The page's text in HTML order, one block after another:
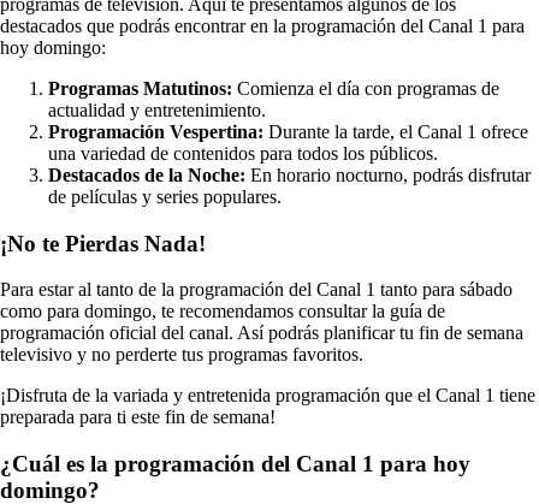
destacados que podrás encontrar en la programación del Canal 1 para
hoy domingo:
Programas Matutinos: Comienza el día con programas de
actualidad y entretenimiento.
Programación Vespertina: Durante la tarde, el Canal 1 ofrece
una variedad de contenidos para todos los públicos.
Destacados de la Noche: En horario nocturno, podrás disfrutar
de películas y series populares.
¡No te Pierdas Nada!
Para estar al tanto de la programación del Canal 1 tanto para sábado
como para domingo, te recomendamos consultar la guía de
programación oficial del canal. Así podrás planificar tu fin de semana
televisivo y no perderte tus programas favoritos.
¡Disfruta de la variada y entretenida programación que el Canal 1 tiene
preparada para ti este fin de semana!
¿Cuál es la programación del Canal 1 para hoy
domingo?